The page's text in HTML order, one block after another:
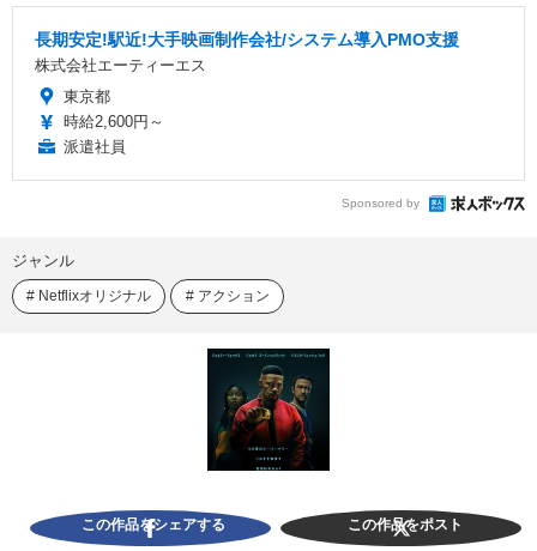
長期安定!駅近!大手映画制作会社/システム導入PMO支援
株式会社エーティーエス
東京都
時給2,600円～
派遣社員
Sponsored by
ジャンル
Netflixオリジナル アクション
この作品をシェアする この作品をポスト